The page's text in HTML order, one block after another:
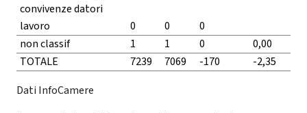
convivenze datori
lavoro
0 0
0
non classif
1 1 0
0,00
TOTALE
7239 7069 -170
-2,35
Dati InfoCamere